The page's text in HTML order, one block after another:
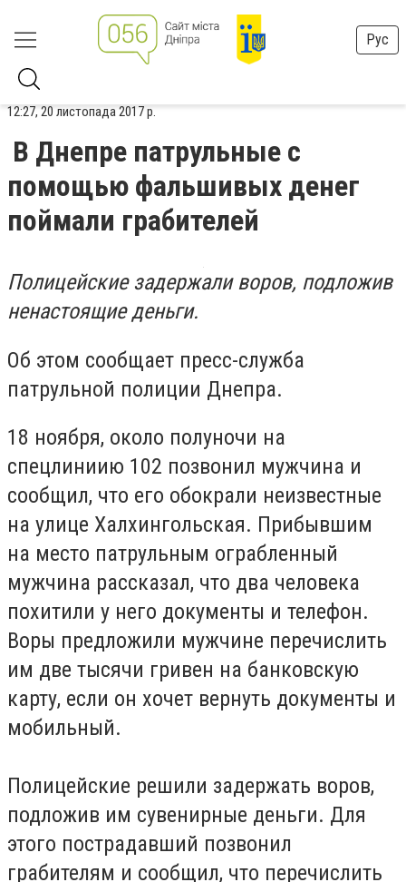
Рус
12:27, 20 листопада 2017 р.
В Днепре патрульные с
помощью фальшивых денег
поймали грабителей
Полицейские задержали воров, подложив
ненастоящие деньги.
Об этом сообщает пресс-служба
патрульной полиции Днепра.
18 ноября, около полуночи на
спецлиниию 102 позвонил мужчина и
сообщил, что его обокрали неизвестные
на улице Халхингольская. Прибывшим
на место патрульным ограбленный
мужчина рассказал, что два человека
похитили у него документы и телефон.
Воры предложили мужчине перечислить
им две тысячи гривен на банковскую
карту, если он хочет вернуть документы и
мобильный.
Полицейские решили задержать воров,
подложив им сувенирные деньги. Для
этого пострадавший позвонил
грабителям и сообщил, что перечислить